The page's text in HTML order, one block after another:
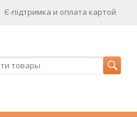
Є-підтримка и оплата картой